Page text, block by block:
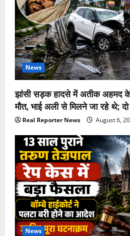
News
झांसी सड़क हादसे में अतीक अहमद
मौत, भाई अली से मिलने जा रहे थे;
Real Reporter News August 6,
News